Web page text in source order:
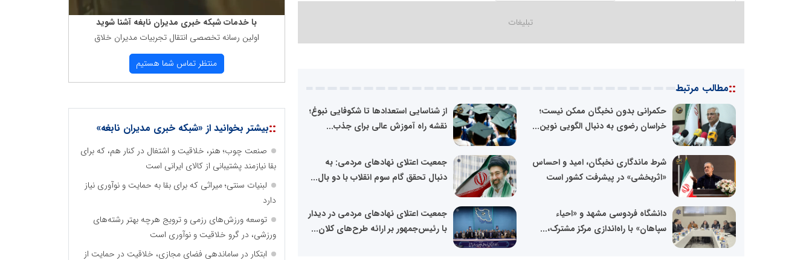
::مطالب مرتبط
حکمرانی بدون نخبگان ممکن نیست؛
خراسان رضوی به دنبال الگویی نوین...
از شناسایی استعدادها تا شکوفایی نبوغ؛
نقشه راه آموزش عالی برای جذب...
شرط ماندگاری نخبگان، امید و احساس
«اثربخشی» در پیشرفت کشور است
جمعیت اعتلای نهادهای مردمی: به
دنبال تحقق گام سوم انقلاب با دو بال...
دانشگاه فردوسی مشهد و «احیاء
سپاهان» با راه‌اندازی مرکز مشترک،...
جمعیت اعتلای نهادهای مردمی در دیدار
با رئیس‌جمهور بر ارائه طرح‌های کلان...
با خدمات شبكه خبری مدیران نابغه آشنا شوید
اولین رسانه تخصصی انتقال تجربیات مدیران خلاق
منتظر تماس شما هستیم
::بیشتر بخوانید از «شبکه خبری مدیران نابغه»
صنعت چوب؛ هنر، خلاقیت و اشتغال در کنار هم، که برای
بقا نیازمند پشتیبانی از کالای ایرانی است
لبنیات سنتی؛ میراثی که برای بقا به حمایت و نوآوری نیاز
دارد
توسعه ورزش‌های رزمی و ترویج هرچه بهتر رشته‌های
ورزشی، در گرو خلاقیت و نوآوری است
ابتکار در ساماندهی فضای مجازی، خلاقیت در حمایت از